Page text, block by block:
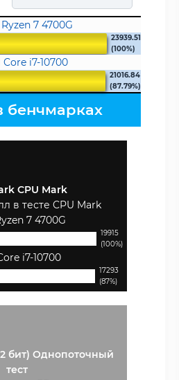
7 4700G
23939.51
(100%)
i7-10700
21016.84
(87.79%)
бенчмарках
CPU Mark
в тесте CPU Mark
7 4700G
19915
(100%)
i7-10700
17293
(87%)
бит) Однопоточный
тест